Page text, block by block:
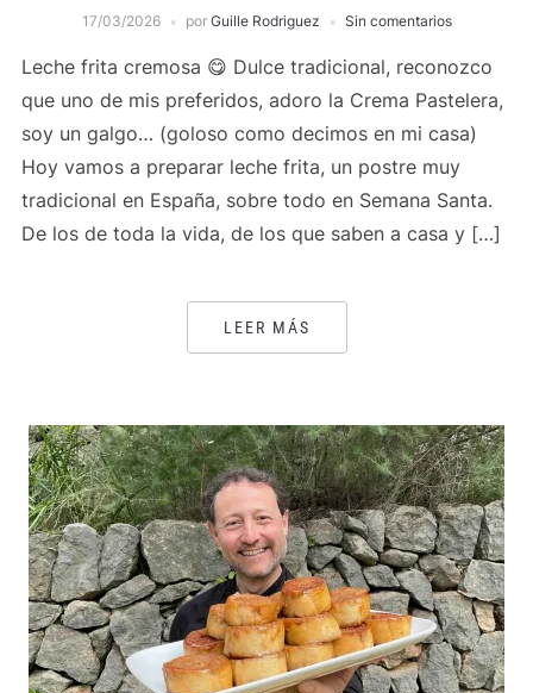
17/03/2026 por Guille Rodriguez Sin comentarios
Leche frita cremosa 😋 Dulce tradicional, reconozco
que uno de mis preferidos, adoro la Crema Pastelera,
soy un galgo… (goloso como decimos en mi casa)
Hoy vamos a preparar leche frita, un postre muy
tradicional en España, sobre todo en Semana Santa.
De los de toda la vida, de los que saben a casa y […]
LEER MÁS